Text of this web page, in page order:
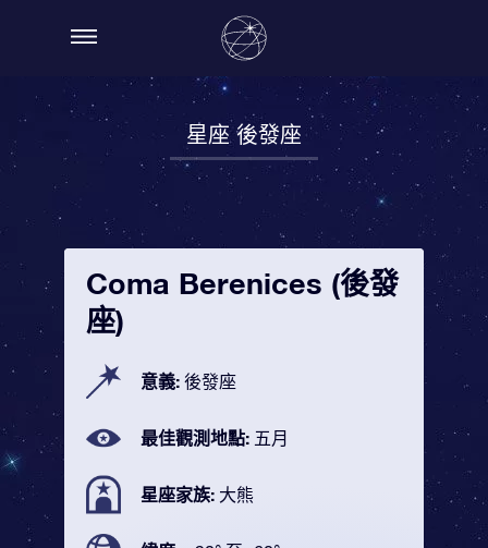
星座 後發座
Coma Berenices (後發
座)
意義: 後發座
最佳觀測地點: 五月
星座家族: 大熊